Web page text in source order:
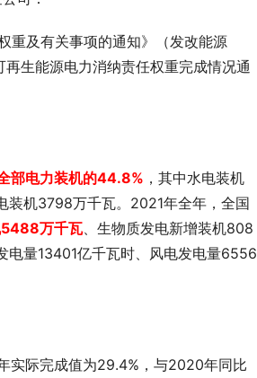
重及有关事项的通知》（发改能源
生能源电力消纳责任权重完成情况通
部电力装机的44.8% ，其中水电装机
装机3798万千瓦。2021年全年，全国
5488万千瓦、生物质发电新增装机808
量13401亿千瓦时、风电发电量6556
实际完成值为29.4%，与2020年同比